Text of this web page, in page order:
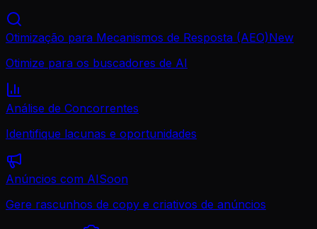
Otimização para Mecanismos de Resposta (AEO)New
Otimize para os buscadores de AI
Análise de Concorrentes
Identifique lacunas e oportunidades
Anúncios com AISoon
Gere rascunhos de copy e criativos de anúncios